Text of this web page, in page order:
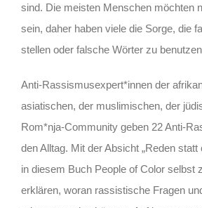
sind. Die meisten Menschen möchten
sein, daher haben viele die Sorge, die
stellen oder falsche Wörter zu
Anti-Rassismusexpert*innen der
asiatischen, der muslimischen, der
Rom*nja-Community geben 22 Anti-
den Alltag. Mit der Absicht „Reden
in diesem Buch People of Color selbst
erklären, woran rassistische Fragen